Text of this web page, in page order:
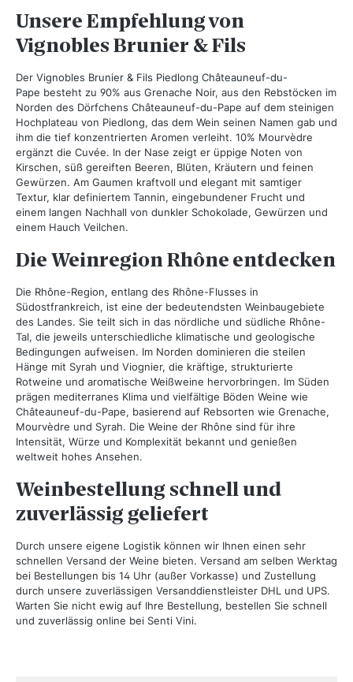
Unsere Empfehlung von
Vignobles Brunier & Fils
Der Vignobles Brunier & Fils Piedlong Châteauneuf-du-
Pape besteht zu 90% aus Grenache Noir, aus den Rebstöcken im
Norden des Dörfchens Châteauneuf-du-Pape auf dem steinigen
Hochplateau von Piedlong, das dem Wein seinen Namen gab und
ihm die tief konzentrierten Aromen verleiht. 10% Mourvèdre
ergänzt die Cuvée. In der Nase zeigt er üppige Noten von
Kirschen, süß gereiften Beeren, Blüten, Kräutern und feinen
Gewürzen. Am Gaumen kraftvoll und elegant mit samtiger
Textur, klar definiertem Tannin, eingebundener Frucht und
einem langen Nachhall von dunkler Schokolade, Gewürzen und
einem Hauch Veilchen.
Die Weinregion Rhône entdecken
Die Rhône-Region, entlang des Rhône-Flusses in
Südostfrankreich, ist eine der bedeutendsten Weinbaugebiete
des Landes. Sie teilt sich in das nördliche und südliche Rhône-
Tal, die jeweils unterschiedliche klimatische und geologische
Bedingungen aufweisen. Im Norden dominieren die steilen
Hänge mit Syrah und Viognier, die kräftige, strukturierte
Rotweine und aromatische Weißweine hervorbringen. Im Süden
prägen mediterranes Klima und vielfältige Böden Weine wie
Châteauneuf-du-Pape, basierend auf Rebsorten wie Grenache,
Mourvèdre und Syrah. Die Weine der Rhône sind für ihre
Intensität, Würze und Komplexität bekannt und genießen
weltweit hohes Ansehen.
Weinbestellung schnell und
zuverlässig geliefert
Durch unsere eigene Logistik können wir Ihnen einen sehr
schnellen Versand der Weine bieten. Versand am selben Werktag
bei Bestellungen bis 14 Uhr (außer Vorkasse) und Zustellung
durch unsere zuverlässigen Versanddienstleister DHL und UPS.
Warten Sie nicht ewig auf Ihre Bestellung, bestellen Sie schnell
und zuverlässig online bei Senti Vini.